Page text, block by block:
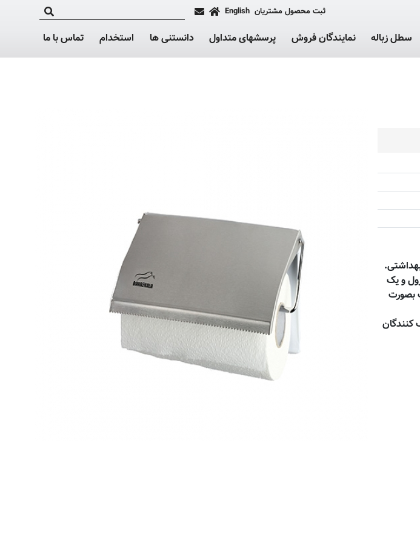
ثبت محصول مشتریان English
سطل زباله نمایندگان فروش پرسشهای متداول دانستنی ها استخدام تماس با ما
و یک
بصورت
کنندگان